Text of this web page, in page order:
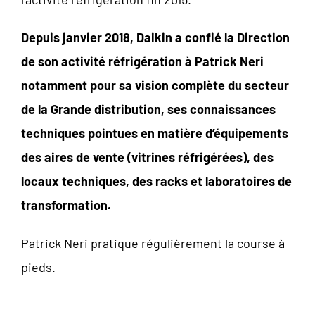
Depuis janvier 2018, Daikin a confié la Direction
de son activité réfrigération à Patrick Neri
notamment pour sa vision complète du secteur
de la Grande distribution, ses connaissances
techniques pointues en matière d’équipements
des aires de vente (vitrines réfrigérées), des
locaux techniques, des racks et laboratoires de
transformation.
Patrick Neri pratique régulièrement la course à
pieds.